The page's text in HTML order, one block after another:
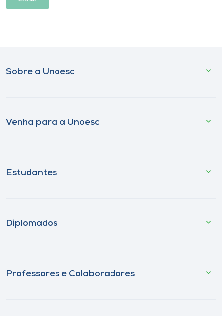
Sobre a Unoesc
Venha para a Unoesc
Estudantes
Diplomados
Professores e Colaboradores